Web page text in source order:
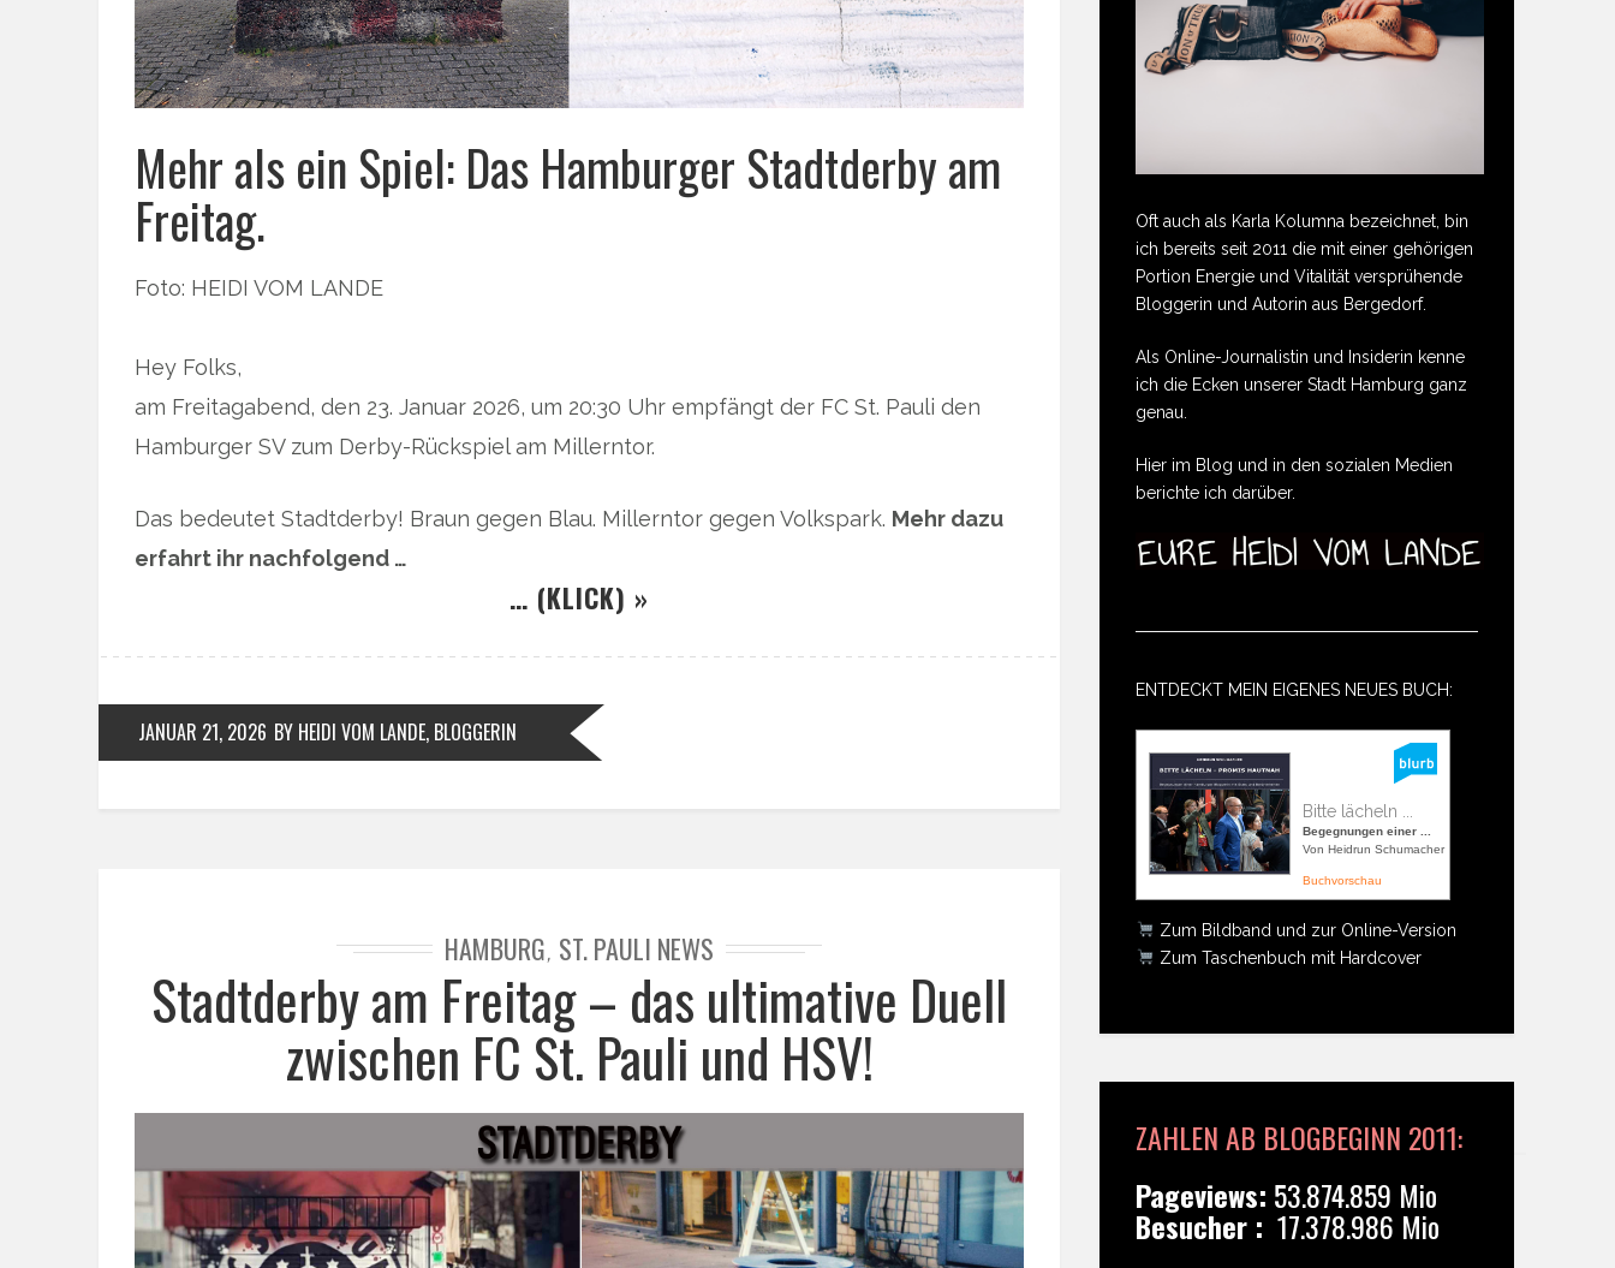
Mehr als ein Spiel: Das Hamburger Stadtderby am
Freitag.
Foto: HEIDI VOM LANDE
Hey Folks,
am Freitagabend, den 23. Januar 2026, um 20:30 Uhr empfängt der FC St. Pauli den
Hamburger SV zum Derby-Rückspiel am Millerntor.
Das bedeutet Stadtderby! Braun gegen Blau. Millerntor gegen Volkspark. Mehr dazu
erfahrt ihr nachfolgend …
… (KLICK) »
JANUAR 21, 2026 BY HEIDI VOM LANDE, BLOGGERIN
HAMBURG, ST. PAULI NEWS
Stadtderby am Freitag – das ultimative Duell
zwischen FC St. Pauli und HSV!
Oft auch als Karla Kolumna bezeichnet, bin
ich bereits seit 2011 die mit einer gehörigen
Portion Energie und Vitalität versprühende
Bloggerin und Autorin aus Bergedorf.
Als Online-Journalistin und Insiderin kenne
ich die Ecken unserer Stadt Hamburg ganz
genau.
Hier im Blog und in den sozialen Medien
berichte ich darüber.
ENTDECKT MEIN EIGENES NEUES BUCH:
Bitte lächeln ...
Begegnungen einer ...
Von Heidrun Schumacher
Buchvorschau
Zum Bildband und zur Online-Version
Zum Taschenbuch mit Hardcover
ZAHLEN AB BLOGBEGINN 2011:
Pageviews: 53.874.859 Mio
Besucher : 17.378.986 Mio